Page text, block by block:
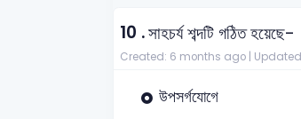
10 .সাহচর্য শব্দটি গঠিত হয়েছে-
Created: 6 months ago |
উপসর্গযোগে